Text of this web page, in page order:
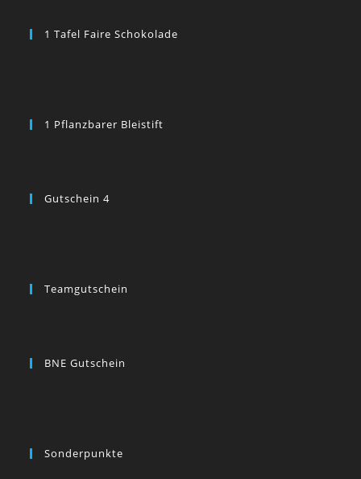
1 Tafel Faire Schokolade
1 Pflanzbarer Bleistift
Gutschein 4
Teamgutschein
BNE Gutschein
Sonderpunkte